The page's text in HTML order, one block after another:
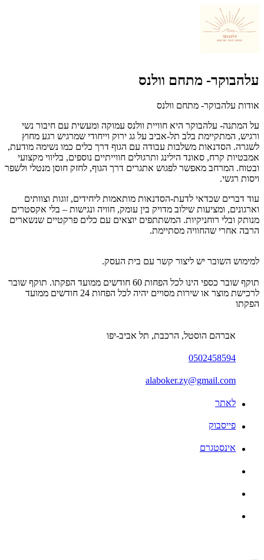
עלהבוקר- מתחם וולנס
אודות עלהבוקר- מתחם וולנס
על המתנה- עלהבוקר היא חוויית וולנס עמוקה ומעשית עם חיבור נשי
ורגיש, המתקיימת בלב תל-אביב על גג ירוק וייחודי שמרגיש רגע מחוץ
לשגרה. הסדנאות משלבות עבודה עם הגוף דרך כלים כמו נשימה מודעת,
אמבטיות קרח, סאונד הילינג ותרגולים חווייתיים נוספים, בליווי מקצועי
ובטוח. המרחב מאפשר לפגוש אתגרים דרך הגוף, לחזק חוסן מנטלי ולשפר
ויסות רגשי.
עוד דברים שכדאי לדעת-הסדנאות מותאמות ליחידים, זוגות וצוותים
וארגונים, ומציעות שילוב מדויק בין עומק, חוויה ונגישות – בלי אקסטרים
מנותק ובלי רוחניקיות. המשתתפים יוצאים עם כלים פרקטיים שנשארים
הרבה אחרי שהחוויה מסתיימת.
למימוש השובר יש ליצור קשר עם בית העסק.
תוקף שובר כספי הינו לכל הפחות 60 חודשים ממועד הפקתו. תוקף שובר
לרכישת מוצר או שירות מסויים יהיה לכל הפחות 24 חודשים ממועד
הפקתו
אברהם הוסטל, הרכבת, תל אביב-יפו
0502458594
alaboker.zy@gmail.com
לאתר
פייסבוק
אינסטגרם